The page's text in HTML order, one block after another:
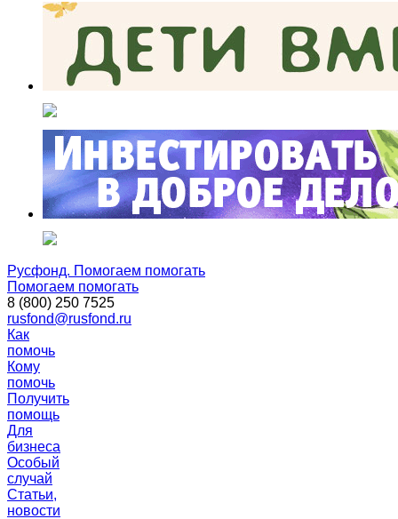
Русфонд. Помогаем помогать
Помогаем помогать
8 (800) 250 7525
rusfond@rusfond.ru
Как
помочь
Кому
помочь
Получить
помощь
Для
бизнеса
Особый
случай
Статьи,
новости